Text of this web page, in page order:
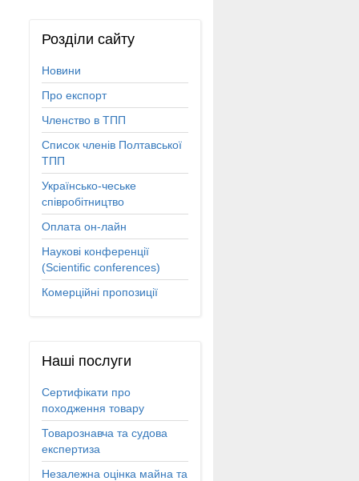
Розділи сайту
Новини
Про експорт
Членство в ТПП
Список членів Полтавської
ТПП
Українсько-чеське
співробітництво
Оплата он-лайн
Наукові конференції
(Scientific conferences)
Комерційні пропозиції
Наші послуги
Сертифікати про
походження товару
Товарознавча та судова
експертиза
Незалежна оцінка майна та